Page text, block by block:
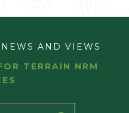
NEWS AND VIEWS
TERRAIN NRM